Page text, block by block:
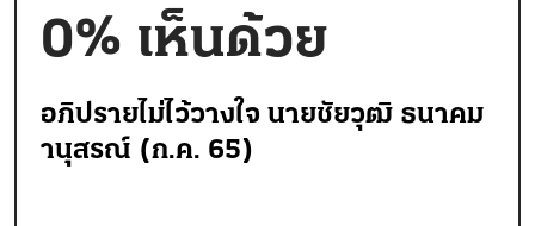
0% เห็นด้วย
อภิปรายไม่ไว้วางใจ นายชัยวุฒิ ธนาคม
านุสรณ์ (ก.ค. 65)